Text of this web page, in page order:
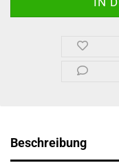
Beschreibung